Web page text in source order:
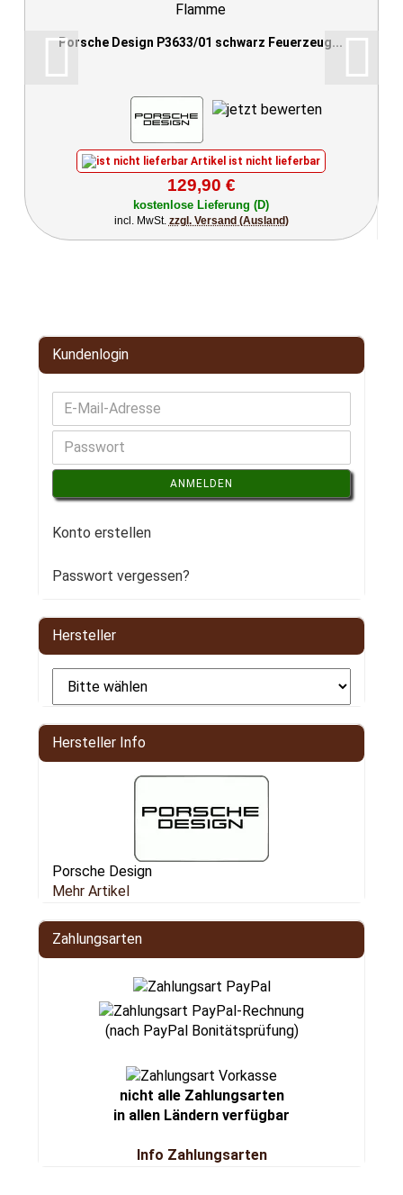
Porsche Design P3633/01 schwarz Feuerzeug...
Artikel ist nicht lieferbar
129,90 €
kostenlose Lieferung (D)
incl. MwSt. zzgl. Versand (Ausland)
Kundenlogin
ANMELDEN
Konto erstellen
Passwort vergessen?
Hersteller
Hersteller Info
Porsche Design
Mehr Artikel
Zahlungsarten
(nach PayPal Bonitätsprüfung)
nicht alle Zahlungsarten
in allen Ländern verfügbar
Info Zahlungsarten